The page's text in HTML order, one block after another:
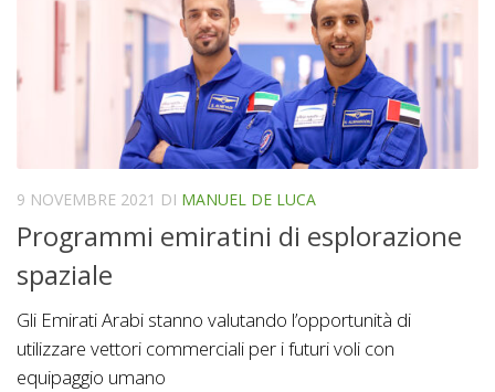
9 NOVEMBRE 2021 DI MANUEL DE LUCA
Programmi emiratini di esplorazione
spaziale
Gli Emirati Arabi stanno valutando l’opportunità di
utilizzare vettori commerciali per i futuri voli con
equipaggio umano